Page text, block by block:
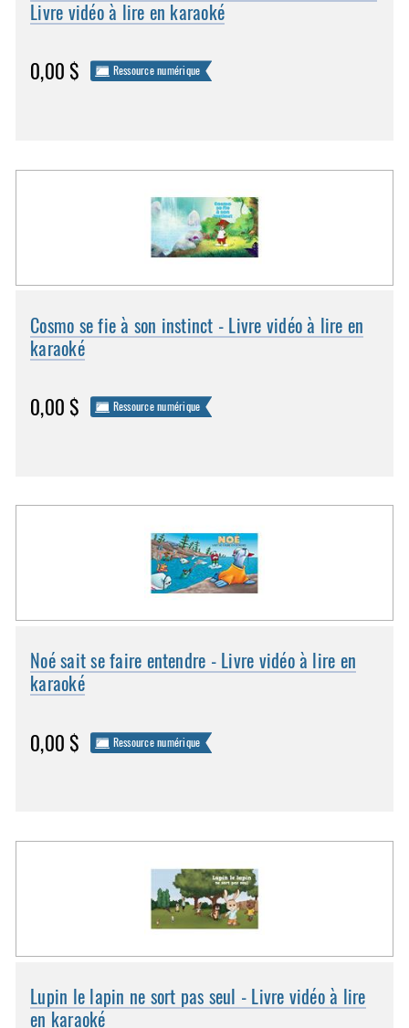
Livre vidéo à lire en karaoké
0,00 $ Ressource numérique
Cosmo se fie à son instinct - Livre vidéo à lire en
karaoké
0,00 $ Ressource numérique
Noé sait se faire entendre - Livre vidéo à lire en
karaoké
0,00 $ Ressource numérique
Lupin le lapin ne sort pas seul - Livre vidéo à lire
en karaoké